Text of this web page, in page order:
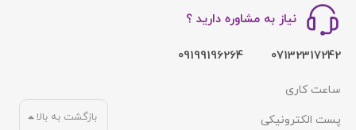
نیاز به مشاوره دارید ؟
07132317242
09199196264
ساعت کاری
پست الکترونیکی
بازگشت به بالا